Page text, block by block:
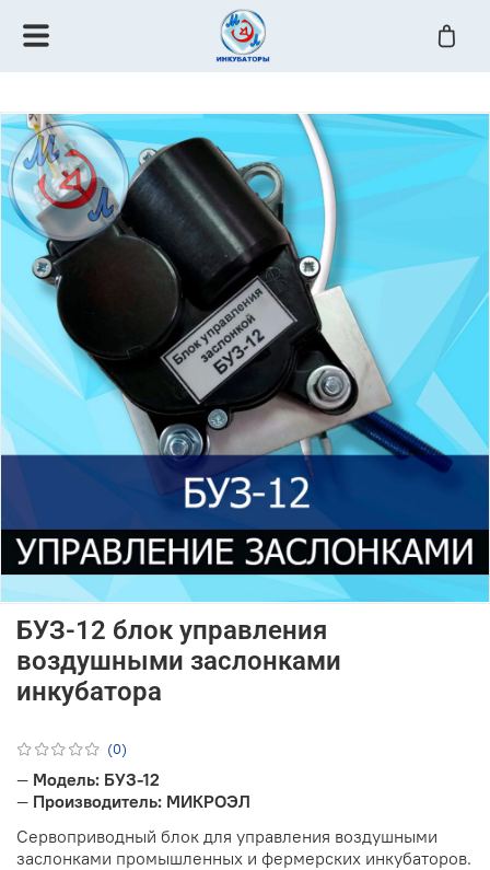
(0)
БУЗ-12 блок управления
воздушными заслонками
инкубатора
— Модель: БУЗ-12
— Производитель: МИКРОЭЛ
Сервоприводный блок для управления воздушными
заслонками промышленных и фермерских инкубаторов.